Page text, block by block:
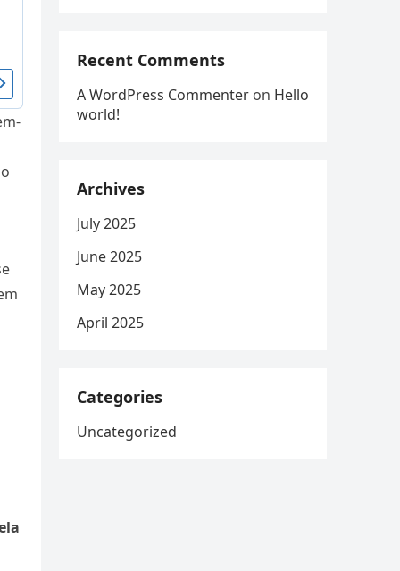
Recent Comments
A WordPress Commenter on Hello
world!
Archives
July 2025
June 2025
May 2025
April 2025
Categories
Uncategorized